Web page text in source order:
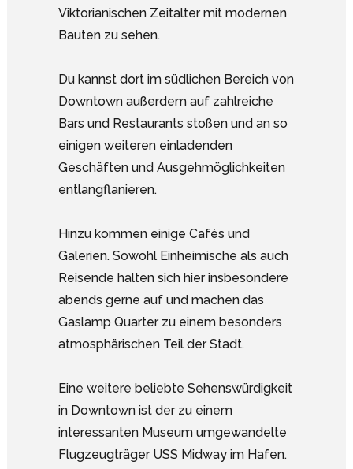
Viktorianischen Zeitalter mit modernen
Bauten zu sehen.
Du kannst dort im südlichen Bereich von
Downtown außerdem auf zahlreiche
Bars und Restaurants stoßen und an so
einigen weiteren einladenden
Geschäften und Ausgehmöglichkeiten
entlangflanieren.
Hinzu kommen einige Cafés und
Galerien. Sowohl Einheimische als auch
Reisende halten sich hier insbesondere
abends gerne auf und machen das
Gaslamp Quarter zu einem besonders
atmosphärischen Teil der Stadt.
Eine weitere beliebte Sehenswürdigkeit
in Downtown ist der zu einem
interessanten Museum umgewandelte
Flugzeugträger USS Midway im Hafen.